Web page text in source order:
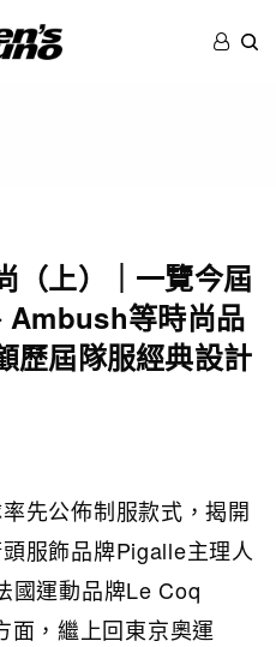
（上）｜一覽今屆
Ambush等時尚品
歷屆隊服經典設計
先公佈制服款式，揭開
服飾品牌Pigalle主理人
國運動品牌Le Coq
，繼上回東京奧運